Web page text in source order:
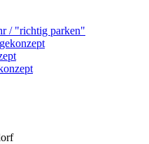
/ "richtig parken"